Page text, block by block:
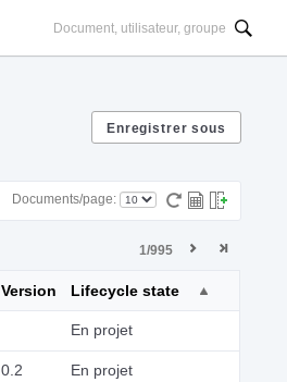
Documents/page:
1/995
Version Lifecycle state
En projet
0.2 En projet